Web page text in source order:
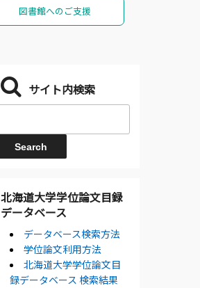
図書館へのご支援
サイト内検索
北海道大学学位論文目録
データベース
データベース検索方法
学位論文利用方法
北海道大学学位論文目
録データベース 検索結果